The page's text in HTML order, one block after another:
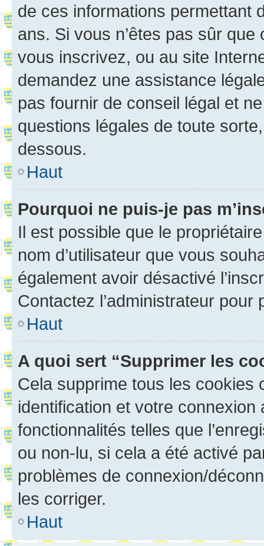
de ces informations permettant
ans. Si vous n’êtes pas sûr
vous inscrivez, ou au site
demandez une assistance
pas fournir de conseil légal et
questions légales de toute
dessous.
Haut
Pourquoi ne puis-je pas
Il est possible que le
nom d’utilisateur que vous
également avoir désactivé
Contactez l’administrateur
Haut
A quoi sert “Supprimer les
Cela supprime tous les cookies
identification et votre
fonctionnalités telles que
ou non-lu, si cela a été activé
problèmes de connexion/
les corriger.
Haut